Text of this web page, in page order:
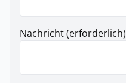
Nachricht (erforderlich)